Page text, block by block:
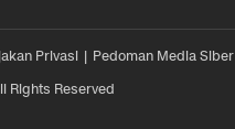
Privasi
Pedoman Media Siber
Rights Reserved